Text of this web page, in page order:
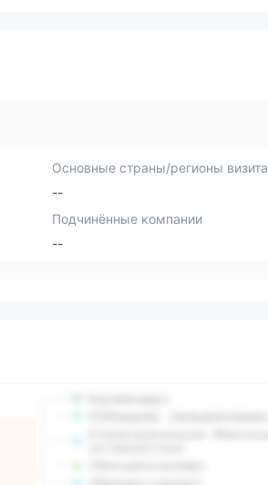
Основные страны/регионы визита
--
Подчинённые компании
--